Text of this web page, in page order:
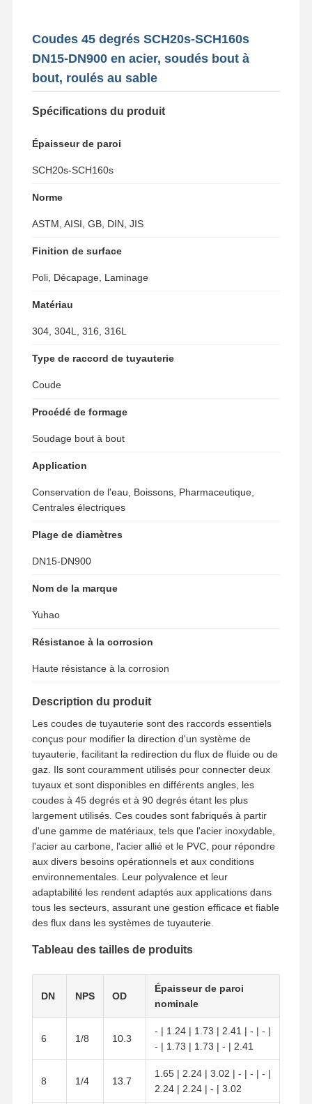
Aperçu Produits
Visite D'usine Contrôle De
Garnitures de tuyau forgées d'acier inoxydable
Brides d'acier inoxydable
soupape en acier inoxydable
Tuyaux sans couture d'acier inoxydable
Garnitures de tuyau sanitaire d'acier inoxydable
TUBE DE BA
Tuyaux soudés d'acier inoxydable
Feuille de bobine d'acier inoxydable
Coudes 45 degrés SCH20s-SCH160s
DN15-DN900 en acier, soudés bout à
bout, roulés au sable
Spécifications du produit
Épaisseur de paroi
SCH20s-SCH160s
Norme
ASTM, AISI, GB, DIN, JIS
Finition de surface
Poli, Décapage, Laminage
Matériau
304, 304L, 316, 316L
Type de raccord de tuyauterie
Coude
Procédé de formage
Soudage bout à bout
Application
Conservation de l'eau, Boissons, Pharmaceutique,
Centrales électriques
Plage de diamètres
DN15-DN900
Nom de la marque
Yuhao
Résistance à la corrosion
Haute résistance à la corrosion
Description du produit
Les coudes de tuyauterie sont des raccords essentiels
conçus pour modifier la direction d'un système de
tuyauterie, facilitant la redirection du flux de fluide ou de
gaz. Ils sont couramment utilisés pour connecter deux
tuyaux et sont disponibles en différents angles, les
coudes à 45 degrés et à 90 degrés étant les plus
largement utilisés. Ces coudes sont fabriqués à partir
d'une gamme de matériaux, tels que l'acier inoxydable,
l'acier au carbone, l'acier allié et le PVC, pour répondre
aux divers besoins opérationnels et aux conditions
environnementales. Leur polyvalence et leur
adaptabilité les rendent adaptés aux applications dans
tous les secteurs, assurant une gestion efficace et fiable
des flux dans les systèmes de tuyauterie.
Tableau des tailles de produits
DN NPS OD
Épaisseur de paroi
nominale
6 1/8 10.3
- | 1.24 | 1.73 | 2.41 | - | - |
- | 1.73 | 1.73 | - | 2.41
8 1/4 13.7
1.65 | 2.24 | 3.02 | - | - | - |
2.24 | 2.24 | - | 3.02